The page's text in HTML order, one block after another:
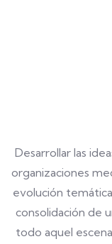
Desarrollar las
organizaciones
evolución
consolidación de
todo aquel